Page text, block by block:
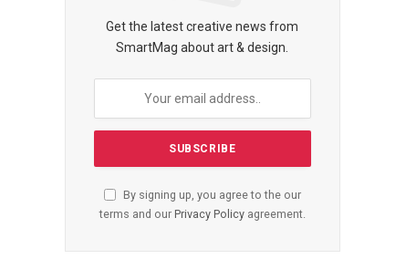
Get the latest creative news from
SmartMag about art & design.
By signing up, you agree to the our
terms and our Privacy Policyagreement.